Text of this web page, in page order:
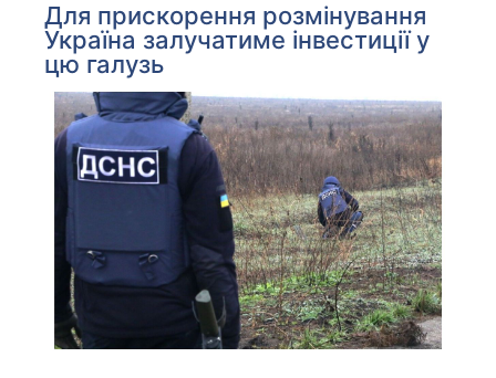
Для прискорення розмінування
Україна залучатиме інвестиції у
цю галузь